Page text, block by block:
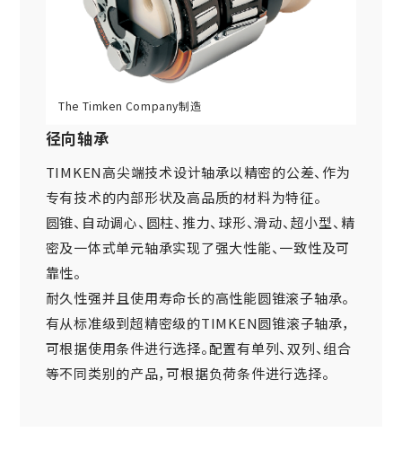
径向轴承
TIMKEN高尖端技术设计轴承以精密的公差、作为
专有技术的内部形状及高品质的材料为特征。
圆锥、自动调心、圆柱、推力、球形、滑动、超小型、精
密及一体式单元轴承实现了强大性能、一致性及可
靠性。
耐久性强并且使用寿命长的高性能圆锥滚子轴承。
有从标准级到超精密级的TIMKEN圆锥滚子轴承，
可根据使用条件进行选择。配置有单列、双列、组合
等不同类别的产品，可根据负荷条件进行选择。